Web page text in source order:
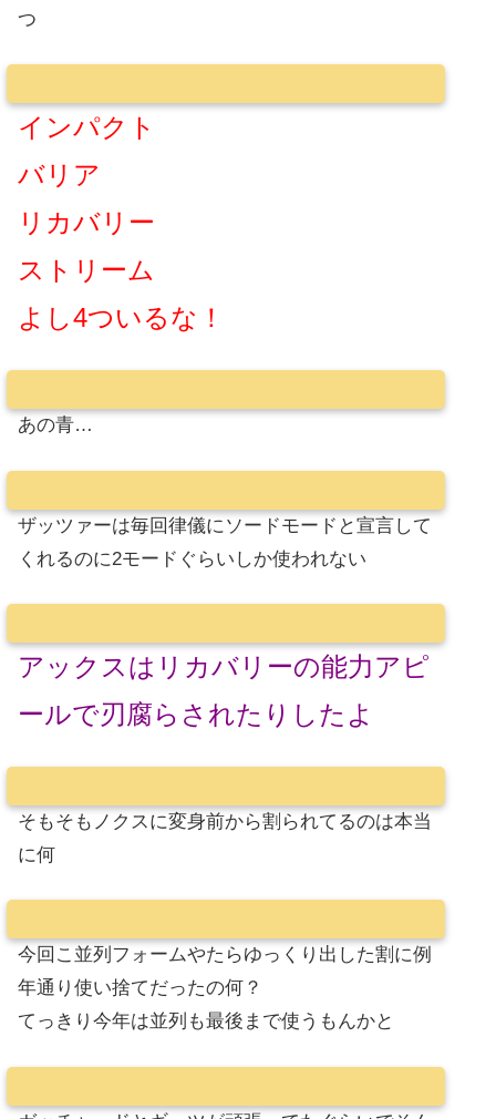
つ
インパクト
バリア
リカバリー
ストリーム
よし4ついるな！
あの青…
ザッツァーは毎回律儀にソードモードと宣言して
くれるのに2モードぐらいしか使われない
アックスはリカバリーの能力アピ
ールで刃腐らされたりしたよ
そもそもノクスに変身前から割られてるのは本当
に何
今回こ並列フォームやたらゆっくり出した割に例
年通り使い捨てだったの何？
てっきり今年は並列も最後まで使うもんかと